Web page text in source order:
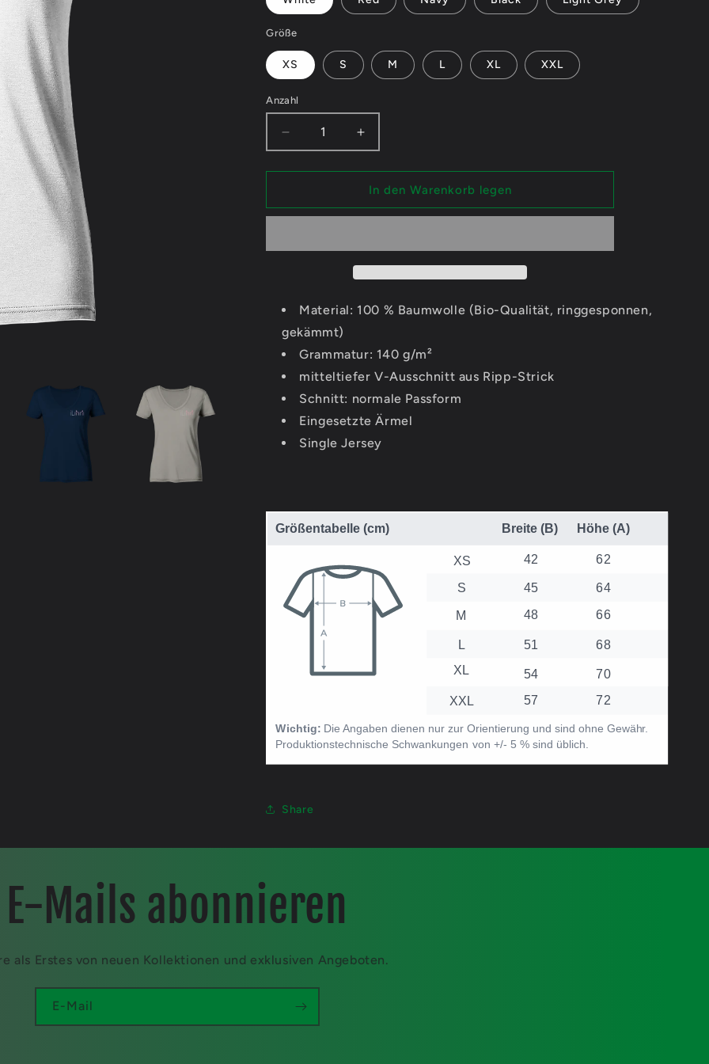
Größe
XS S M L XL XXL
Anzahl
Verringere
die
Menge
iLinni
Ladies
Shirt
Erhöhe
die
Menge
für
iLinni
Ladies
Shirt
In den Warenkorb legen
Material: 100 % Baumwolle (Bio-Qualität, ringgesponnen,
gekämmt)
Grammatur: 140 g/m²
mitteltiefer V-Ausschnitt aus Ripp-Strick
Schnitt: normale Passform
Eingesetzte Ärmel
Single Jersey
Share
E-Mails abonnieren
als Erstes von neuen Kollektionen und exklusiven Angeboten.
E-Mail